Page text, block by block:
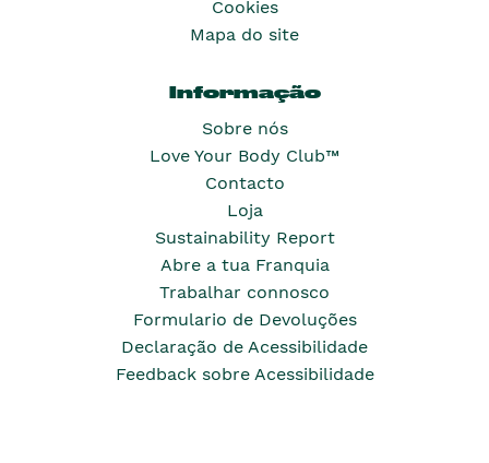
Cookies
Mapa do site
Informação
Sobre nós
Love Your Body Club™
Contacto
Loja
Sustainability Report
Abre a tua Franquia
Trabalhar connosco
Formulario de Devoluções
Declaração de Acessibilidade
Feedback sobre Acessibilidade